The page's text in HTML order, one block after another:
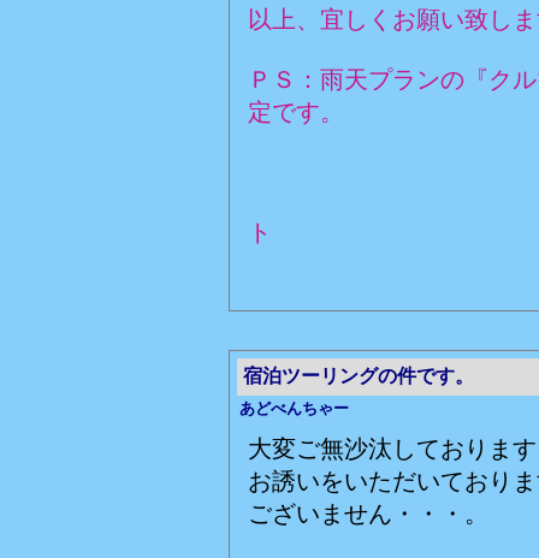
以上、宜しくお願い致し
ＰＳ：雨天プランの『ク
定です。
ト
宿泊ツーリングの件です。
あどべんちゃー
大変ご無沙汰しておりま
お誘いをいただいており
ございません・・・。